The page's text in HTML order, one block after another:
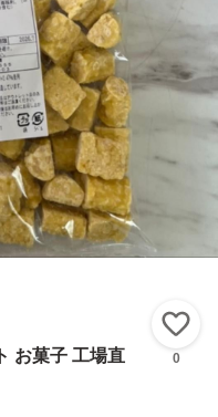
お菓子 工場直
0